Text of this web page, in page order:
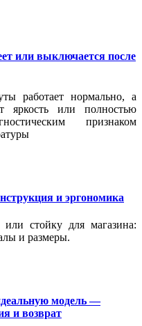
или выключается после
работает нормально, а
яркость или полностью
признаком
и эргономика
стойку для магазина:
и размеры.
модель —
и возврат